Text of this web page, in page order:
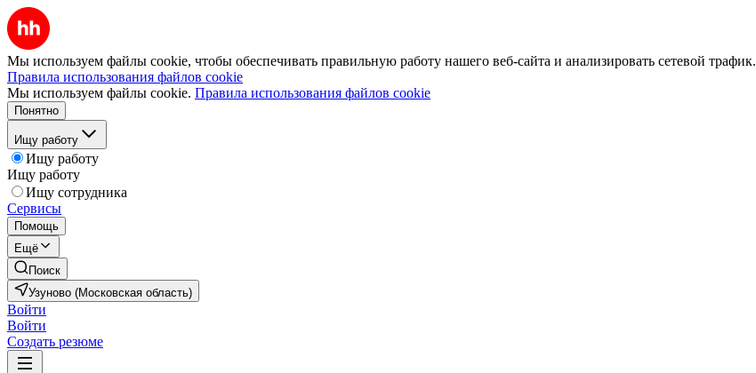
Мы используем файлы cookie, чтобы обеспечивать правильную работу нашего веб-сайта и анализировать сетевой трафик.
Правила использования файлов cookie
Мы используем файлы cookie. Правила использования файлов cookie
Понятно
Ищу работу
Ищу работу
Ищу работу
Ищу сотрудника
Сервисы
Помощь
Ещё
Поиск
Узуново (Московская область)
Войти
Войти
Создать резюме